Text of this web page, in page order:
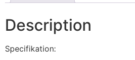
Description
Specifikation: